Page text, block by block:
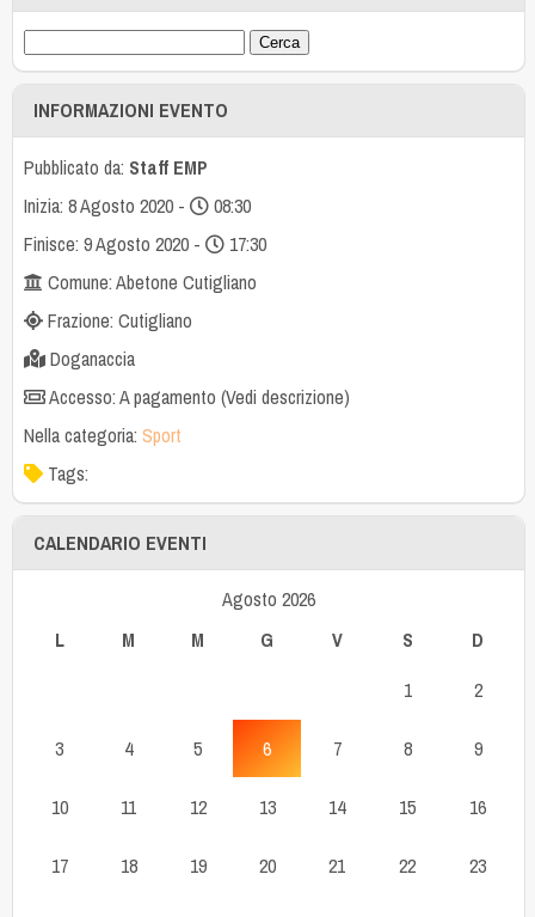
INFORMAZIONI EVENTO
Pubblicato da: Staff EMP
Inizia: 8 Agosto 2020 -
08:30
Finisce: 9 Agosto 2020 -
17:30
Comune: Abetone Cutigliano
Frazione: Cutigliano
Doganaccia
Accesso: A pagamento (Vedi descrizione)
Nella categoria: Sport
Tags:
CALENDARIO EVENTI
Agosto 2026
L
M M G V S D
1 2
3 4 5 6 7 8 9
10 11 12 13 14 15 16
17 18 19 20 21 22 23